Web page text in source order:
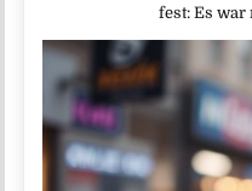
fest: Es